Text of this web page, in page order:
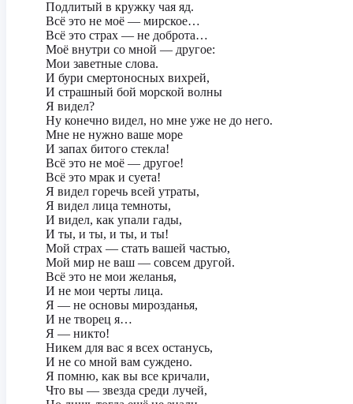
Подлитый в кружку чая яд.
Всё это не моё — мирское…
Всё это страх — не доброта…
Моё внутри со мной — другое:
Мои заветные слова.
И бури смертоносных вихрей,
И страшный бой морской волны
Я видел?
Ну конечно видел, но мне уже не до него.
Мне не нужно ваше море
И запах битого стекла!
Всё это не моё — другое!
Всё это мрак и суета!
Я видел горечь всей утраты,
Я видел лица темноты,
И видел, как упали гады,
И ты, и ты, и ты, и ты!
Мой страх — стать вашей частью,
Мой мир не ваш — совсем другой.
Всё это не мои желанья,
И не мои черты лица.
Я — не основы мирозданья,
И не творец я…
Я — никто!
Никем для вас я всех останусь,
И не со мной вам суждено.
Я помню, как вы все кричали,
Что вы — звезда среди лучей,